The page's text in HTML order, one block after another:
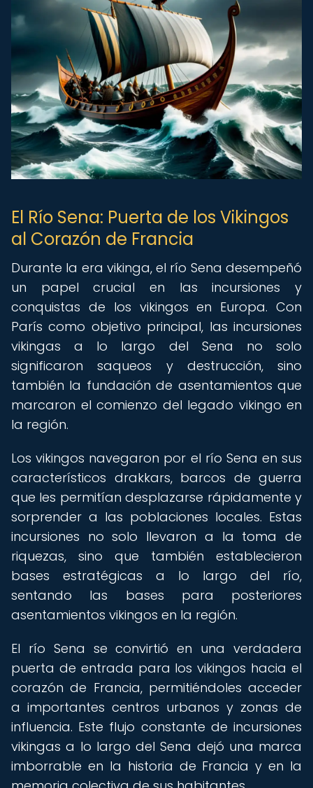
El Río Sena: Puerta de los Vikingos
al Corazón de Francia
Durante la era vikinga, el río Sena desempeñó
un papel crucial en las incursiones y
conquistas de los vikingos en Europa. Con
París como objetivo principal, las incursiones
vikingas a lo largo del Sena no solo
significaron saqueos y destrucción, sino
también la fundación de asentamientos que
marcaron el comienzo del legado vikingo en
la región.
Los vikingos navegaron por el río Sena en sus
característicos drakkars, barcos de guerra
que les permitían desplazarse rápidamente y
sorprender a las poblaciones locales. Estas
incursiones no solo llevaron a la toma de
riquezas, sino que también establecieron
bases estratégicas a lo largo del río,
sentando las bases para posteriores
asentamientos vikingos en la región.
El río Sena se convirtió en una verdadera
puerta de entrada para los vikingos hacia el
corazón de Francia, permitiéndoles acceder
a importantes centros urbanos y zonas de
influencia. Este flujo constante de incursiones
vikingas a lo largo del Sena dejó una marca
imborrable en la historia de Francia y en la